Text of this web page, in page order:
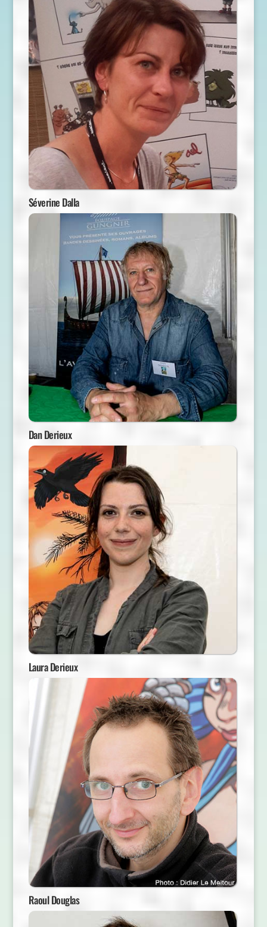
Séverine Dalla
Dan Derieux
Laura Derieux
Raoul Douglas